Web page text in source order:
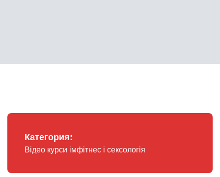
Категория:
Відео курси імфітнес і сексологія